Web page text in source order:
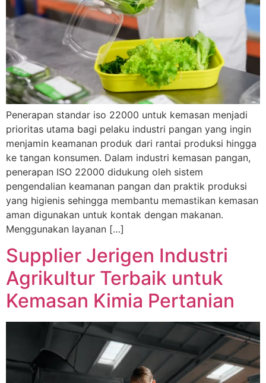
Penerapan standar iso 22000 untuk kemasan menjadi
prioritas utama bagi pelaku industri pangan yang ingin
menjamin keamanan produk dari rantai produksi hingga
ke tangan konsumen. Dalam industri kemasan pangan,
penerapan ISO 22000 didukung oleh sistem
pengendalian keamanan pangan dan praktik produksi
yang higienis sehingga membantu memastikan kemasan
aman digunakan untuk kontak dengan makanan.
Menggunakan layanan […]
Supplier Jerigen Industri
Agrikultur Terbaik untuk
Kemasan Kimia Pertanian